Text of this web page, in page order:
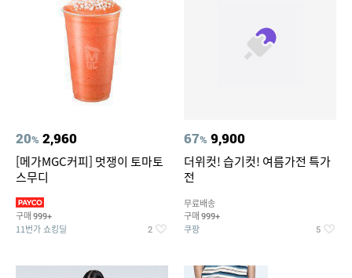
20% 2,960
[메가MGC커피] 멋쟁이 토마토
스무디
구매 999+
11번가 쇼킹딜 2
67% 9,900
더위컷! 습기컷! 여름가전 특가
전
무료배송
구매 999+
쿠팡 5